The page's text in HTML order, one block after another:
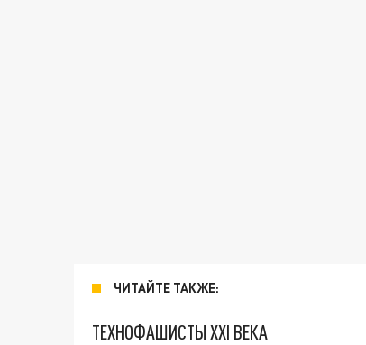
ЧИТАЙТЕ ТАКЖЕ:
ТЕХНОФАШИСТЫ XXI ВЕКА